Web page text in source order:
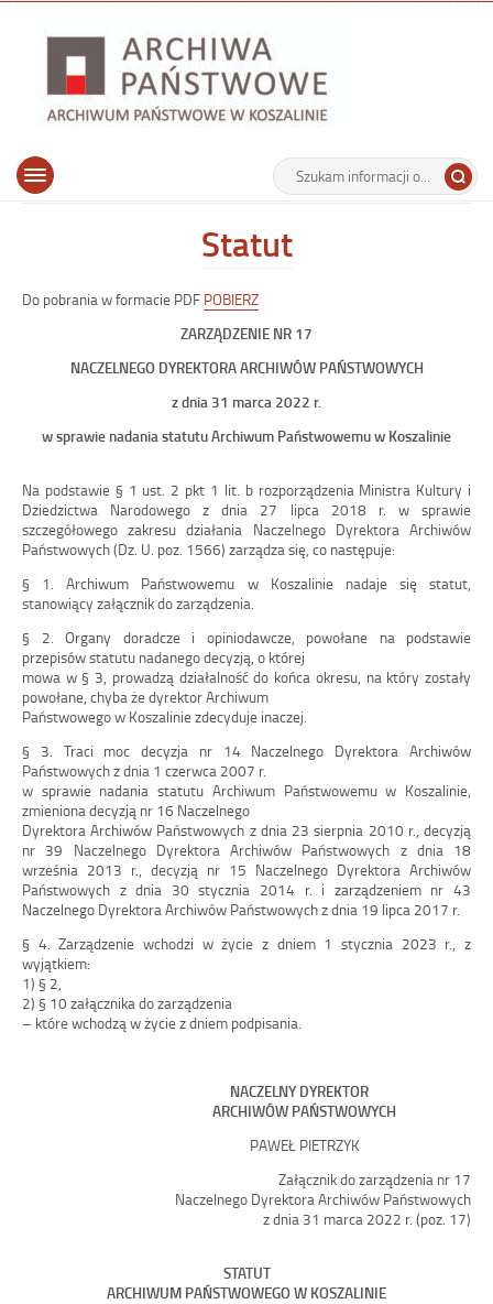
Archiwum Państwowe w Koszalinie
Wyszukiwarka
Tutaj
wpisz
Górne
Otwórz
Statut
Do pobrania w formacie PDF POBIERZ
ZARZĄDZENIE NR 17
NACZELNEGO DYREKTORA ARCHIWÓW PAŃSTWOWYCH
z dnia 31 marca 2022 r.
w sprawie nadania statutu Archiwum Państwowemu w Koszalinie
Na podstawie § 1 ust. 2 pkt 1 lit. b rozporządzenia Ministra Kultury i
Dziedzictwa Narodowego z dnia 27 lipca 2018 r. w sprawie
szczegółowego zakresu działania Naczelnego Dyrektora Archiwów
Państwowych (Dz. U. poz. 1566) zarządza się, co następuje:
§
1. Archiwum Państwowemu w
Koszalinie nadaje się statut,
stanowiący załącznik do zarządzenia.
§
2. Organy doradcze i opiniodawcze, powołane na podstawie
przepisów statutu nadanego decyzją, o której
mowa w § 3, prowadzą działalność do końca okresu, na który zostały
powołane, chyba że dyrektor Archiwum
Państwowego w Koszaliniezdecyduje inaczej.
§
3. Traci moc decyzja nr 14 Naczelnego Dyrektora Archiwów
Państwowych zdnia 1 czerwca 2007 r.
w sprawie nadania statutu Archiwum Państwowemu w Koszalinie,
zmieniona decyzją nr 16 Naczelnego
Dyrektora Archiwów Państwowych z dnia 23 sierpnia 2010 r., decyzją
nr 39
Naczelnego Dyrektora Archiwów Państwowych z dnia 18
września 2013 r., decyzją nr 15 Naczelnego Dyrektora Archiwów
Państwowych z dnia 30 stycznia 2014 r. i zarządzeniem nr 43
Naczelnego Dyrektora Archiwów Państwowych zdnia 19 lipca 2017 r.
§ 4. Zarządzenie wchodzi w życie z dniem 1 stycznia 2023 r., z
wyjątkiem:
1) § 2,
2) § 10 załącznika do zarządzenia
– które wchodzą wżycie zdniem podpisania.
NACZELNY DYREKTOR
ARCHIWÓW PAŃSTWOWYCH
PAWEŁ PIETRZYK
Załącznik do zarządzenia nr 17
Naczelnego Dyrektora Archiwów Państwowych
z dnia 31 marca 2022 r. (poz. 17)
STATUT
ARCHIWUM PAŃSTWOWEGO W KOSZALINIE